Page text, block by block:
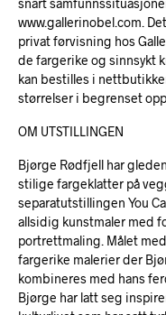
snart
www.gallerinobel.com.
privat førvisning hos
de fargerike og sinnsykt
kan bestilles i
størrelser i begrenset
OM UTSTILLINGEN
Bjørge Rødfjell har
stilige fargeklatter på
separatutstillingen You
allsidig kunstmaler med
portrettmaling. Målet
fargerike malerier der
kombineres med hans
Bjørge har latt seg